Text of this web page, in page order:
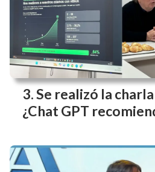
InfoPyME #23:
fábricas, el FMI